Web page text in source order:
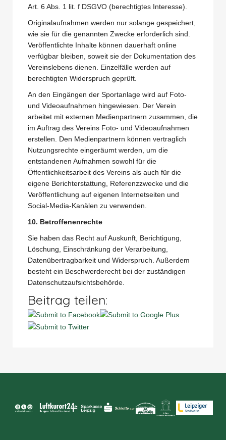
Art. 6 Abs. 1 lit. f DSGVO (berechtigtes Interesse).
Originalaufnahmen werden nur solange gespeichert,
wie sie für die genannten Zwecke erforderlich sind.
Veröffentlichte Inhalte können dauerhaft online
verfügbar bleiben, soweit sie der Dokumentation des
Vereinslebens dienen. Einzelfälle werden auf
berechtigten Widerspruch geprüft.
An den Eingängen der Sportanlage wird auf Foto-
und Videoaufnahmen hingewiesen. Der Verein
arbeitet mit externen Medienpartnern zusammen, die
im Auftrag des Vereins Foto- und Videoaufnahmen
erstellen. Den Medienpartnern können vertraglich
Nutzungsrechte eingeräumt werden, um die
entstandenen Aufnahmen sowohl für die
Öffentlichkeitsarbeit des Vereins als auch für die
eigene Berichterstattung, Referenzzwecke und die
Veröffentlichung auf eigenen Internetseiten und
Social-Media-Kanälen zu verwenden.
10. Betroffenenrechte
Sie haben das Recht auf Auskunft, Berichtigung,
Löschung, Einschränkung der Verarbeitung,
Datenübertragbarkeit und Widerspruch. Außerdem
besteht ein Beschwerderecht bei der zuständigen
Datenschutzaufsichtsbehörde.
Beitrag teilen: